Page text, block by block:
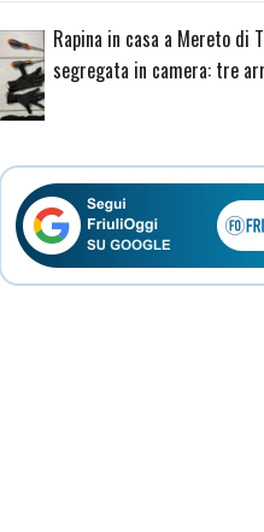
Rapina in casa a Mereto di
segregata in camera: tre